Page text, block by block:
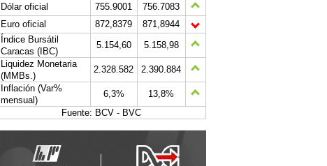
Dólar oficial
755.9001
756.7083
Euro oficial
872,8379
871,8944
Índice Bursátil
Caracas (IBC)
5.154,60
5.158,98
Liquidez Monetaria
(MMBs.)
2.328.582
2.390.884
Inflación (Var%
mensual)
6,3%
13,8%
Fuente: BCV - BVC